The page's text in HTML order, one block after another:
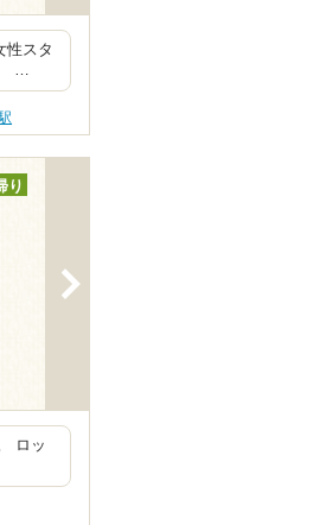
性スタ
…
り
ロッ